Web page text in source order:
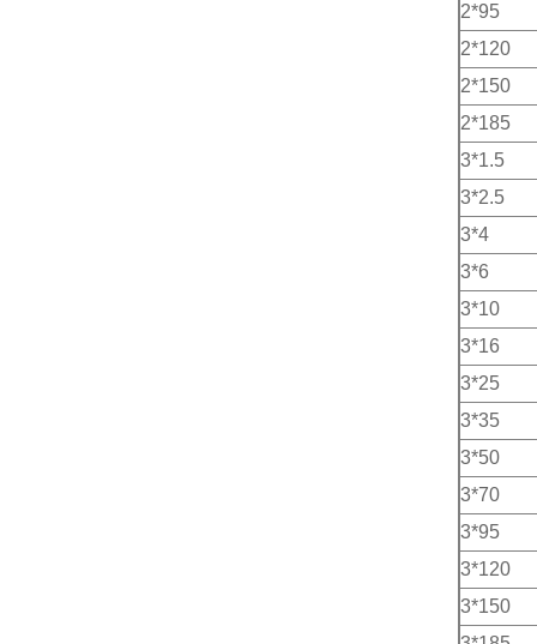
2*95
2*120
2*150
2*185
3*1.5
3*2.5
3*4
3*6
3*10
3*16
3*25
3*35
3*50
3*70
3*95
3*120
3*150